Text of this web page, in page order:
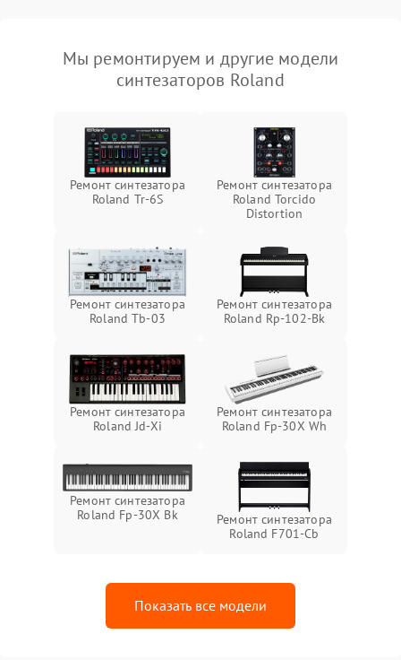
Мы ремонтируем и другие модели
синтезаторов Roland
Ремонт синтезатора
Roland Tr-6S
Ремонт синтезатора
Roland Torcido
Distortion
Ремонт синтезатора
Roland Tb-03
Ремонт синтезатора
Roland Rp-102-Bk
Ремонт синтезатора
Roland Jd-Xi
Ремонт синтезатора
Roland Fp-30X Wh
Ремонт синтезатора
Roland Fp-30X Bk
Ремонт синтезатора
Roland F701-Cb
Показать все модели